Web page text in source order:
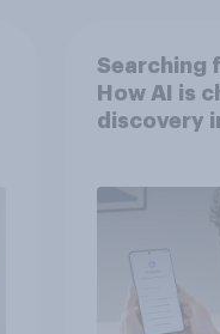
Searching
How AI is
discovery